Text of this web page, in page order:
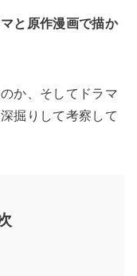
マと原作漫画で描か
か、そしてドラマ
掘りして考察して